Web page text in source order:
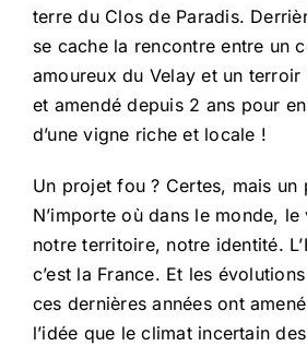
terre du Clos de Paradis.
se cache la rencontre entre un
amoureux du Velay et un
et amendé depuis 2 ans pour
d’une vigne riche et locale !
Un projet fou ? Certes, mais un
N’importe où dans le monde, le
notre territoire, notre identité.
c’est la France. Et les
ces dernières années ont
l’idée que le climat incertain